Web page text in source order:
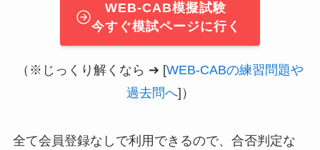
WEB-CAB模擬試験
今すぐ模試ページに行く
（※じっくり解くなら ➔ [WEB-CABの練習問題や
過去問へ]）
全て会員登録なしで利用できるので、合否判定な